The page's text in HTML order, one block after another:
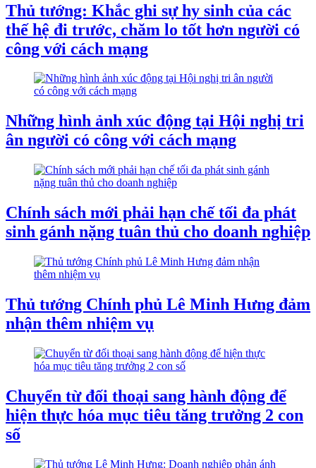
Thủ tướng: Khắc ghi sự hy sinh của các
thế hệ đi trước, chăm lo tốt hơn người có
công với cách mạng
Những hình ảnh xúc động tại Hội nghị tri
ân người có công với cách mạng
Chính sách mới phải hạn chế tối đa phát
sinh gánh nặng tuân thủ cho doanh nghiệp
Thủ tướng Chính phủ Lê Minh Hưng đảm
nhận thêm nhiệm vụ
Chuyển từ đối thoại sang hành động để
hiện thực hóa mục tiêu tăng trưởng 2 con
số